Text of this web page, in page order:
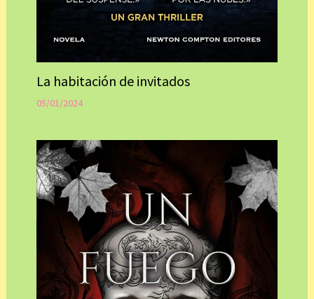
La habitación de invitados
05/01/2024